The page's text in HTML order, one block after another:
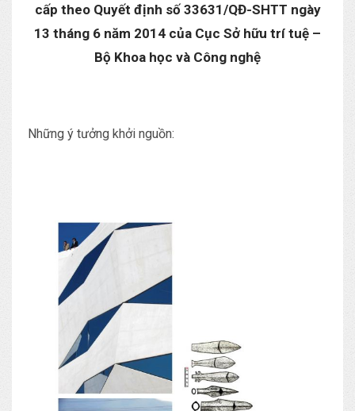
cấp theo Quyết định số 33631/QĐ-SHTT ngày
13 tháng 6 năm 2014 của Cục Sở hữu trí tuệ –
Bộ Khoa học và Công nghệ
Những ý tưởng khởi nguồn: